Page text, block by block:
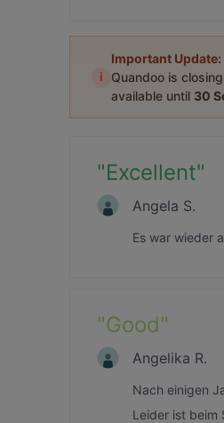
i
Important Update:
Quandoo is
available until 30
"Excellent"
Angela S.
Es war wieder
"Good"
Angelika R.
Nach einigen
Leider ist beim